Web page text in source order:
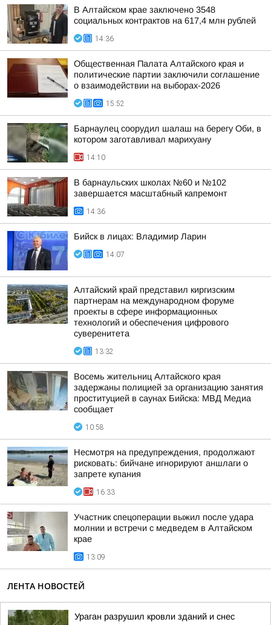
В Алтайском крае заключено 3548
социальных контрактов на 617,4 млн рублей
14:36
Общественная Палата Алтайского края и
политические партии заключили соглашение
о взаимодействии на выборах-2026
15:52
Барнаулец соорудил шалаш на берегу Оби, в
котором заготавливал марихуану
14:10
В барнаульских школах №60 и №102
завершается масштабный капремонт
14:36
Бийск в лицах: Владимир Ларин
14:07
Алтайский край представил киргизским
партнерам на международном форуме
проекты в сфере информационных
технологий и обеспечения цифрового
суверенитета
13:32
Восемь жительниц Алтайского края
задержаны полицией за организацию занятия
проституцией в саунах Бийска: МВД Медиа
сообщает
10:58
Несмотря на предупреждения, продолжают
рисковать: бийчане игнорируют аншлаги о
запрете купания
16:33
Участник спецоперации выжил после удара
молнии и встречи с медведем в Алтайском
крае
13:09
ЛЕНТА НОВОСТЕЙ
Ураган разрушил кровли зданий и снес